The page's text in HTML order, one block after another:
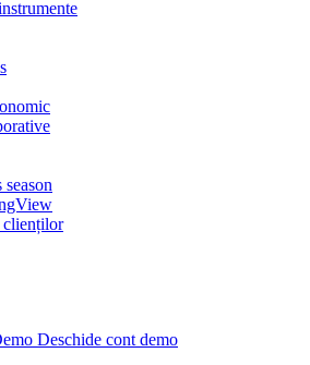
clienților
Deschide cont demo